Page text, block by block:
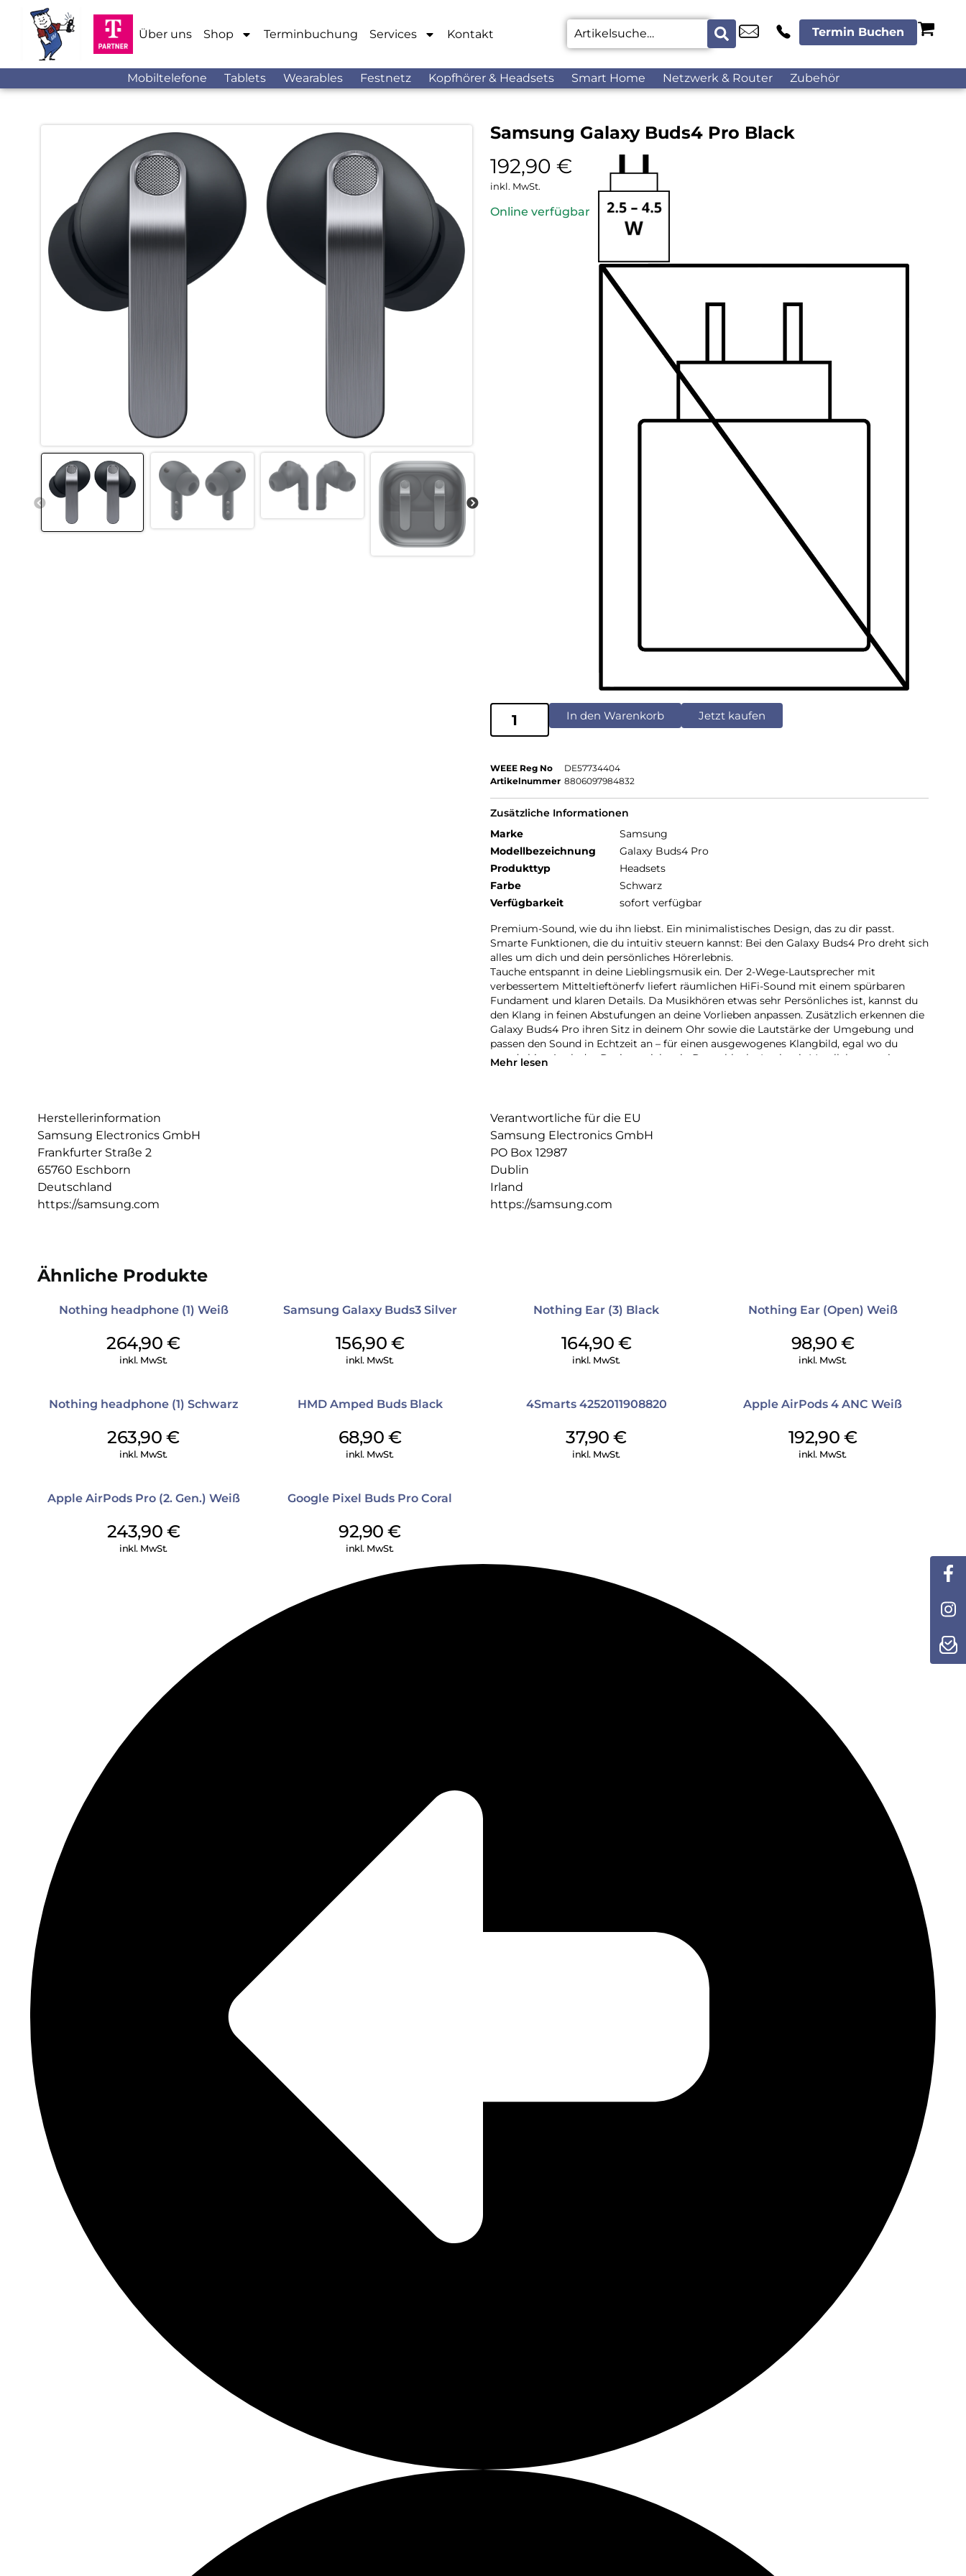
Über uns Shop Terminbuchung Services Kontakt Termin Buchen
Mobiltelefone Tablets Wearables Festnetz Kopfhörer & Headsets Smart Home Netzwerk & Router Zubehör
Samsung Galaxy Buds4 Pro Black
192,90 €
inkl. MwSt.
Online verfügbar
In den Warenkorb Jetzt kaufen
WEEE Reg No
DE57734404
Artikelnummer 8806097984832
Zusätzliche Informationen
Marke
Samsung
Modellbezeichnung
Galaxy Buds4 Pro
Produkttyp
Headsets
Farbe
Schwarz
Verfügbarkeit
sofort verfügbar
Premium-Sound, wie du ihn liebst. Ein minimalistisches Design, das zu dir passt.
Smarte Funktionen, die du intuitiv steuern kannst: Bei den Galaxy Buds4 Pro dreht sich
alles um dich und dein persönliches Hörerlebnis.
Tauche entspannt in deine Lieblingsmusik ein. Der 2-Wege-Lautsprecher mit
verbessertem Mitteltieftönerfv liefert räumlichen HiFi-Sound mit einem spürbaren
Fundament und klaren Details. Da Musikhören etwas sehr Persönliches ist, kannst du
den Klang in feinen Abstufungen an deine Vorlieben anpassen. Zusätzlich erkennen die
Galaxy Buds4 Pro ihren Sitz in deinem Ohr sowie die Lautstärke der Umgebung und
passen den Sound in Echtzeit an – für einen ausgewogenes Klangbild, egal wo du
gerade bist. Auch das Design spielt mit: Der schlanke Look mit Metallakzenten ist
sie einfach verstaut und schnell wieder einsatzbereit.
Du willst AI, aber einfach? Dann aktiviere deinen bevorzugten AI-Agenten per
Sprachbefehl auf deinem gekoppelten Smartphone – Bixby oder Gemini antworten
direkt über deine Ohrhörer. Nimm Anrufe mit einem Kopfnicken an und lehne sie per
Kopfschütteln ab, während dein Smartphone in der Tasche bleibt. Dank ihrer
ausdauernden Akkulaufzeit begleiten dich die Galaxy Buds4 Pro für viele Stunden
durch den Tag. Der Sound wechselt automatisch zwischen deinen Galaxy Geräten. Für
Mehr lesen
Herstellerinformation
Samsung Electronics GmbH
Frankfurter Straße 2
65760 Eschborn
Deutschland
https://samsung.com
Verantwortliche für die EU
Samsung Electronics GmbH
PO Box 12987
Dublin
Irland
https://samsung.com
Ähnliche Produkte
Nothing headphone (1) Weiß
264,90€
inkl. MwSt.
Samsung Galaxy Buds3 Silver
156,90 €
inkl. MwSt.
Nothing Ear (3) Black
164,90 €
inkl. MwSt.
Nothing Ear (Open) Weiß
98,90 €
inkl. MwSt.
Nothing headphone (1) Schwarz
263,90€
inkl. MwSt.
HMD Amped Buds Black
68,90 €
inkl. MwSt.
4Smarts 4252011908820
37,90€
inkl. MwSt.
Apple AirPods 4 ANC Weiß
192,90 €
inkl. MwSt.
Apple AirPods Pro (2. Gen.) Weiß
243,90 €
inkl. MwSt.
Google Pixel Buds Pro Coral
92,90€
inkl. MwSt.